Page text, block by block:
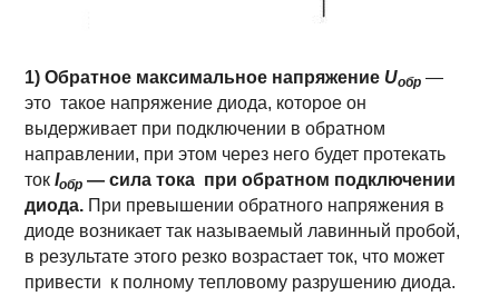
1) Обратное максимальное напряжение Uобр —
это такое напряжение диода, которое он
выдерживает при подключении в обратном
направлении, при этом через него будет протекать
ток Iобр — сила тока при обратном подключении
диода. При превышении обратного напряжения в
диоде возникает так называемый лавинный пробой,
в результате этого резко возрастает ток, что может
привести к полному тепловому разрушению диода.